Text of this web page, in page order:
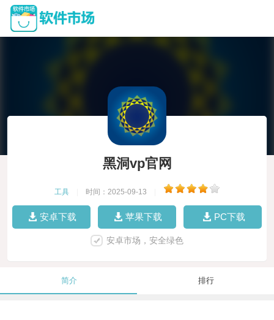
黑洞vp官网
工具 时间：2025-09-13
安卓下载 苹果下载 PC下载
安卓市场，安全绿色
简介 排行